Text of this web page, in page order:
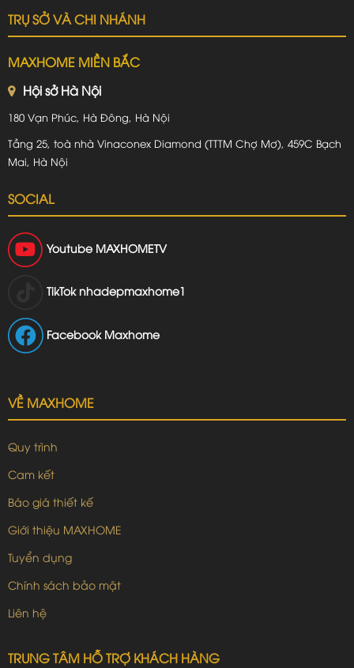
TRỤ SỞ VÀ CHI NHÁNH
MAXHOME MIỀN BẮC
Hội sở Hà Nội
180 Vạn Phúc, Hà Đông, Hà Nội
Tầng 25, toà nhà Vinaconex Diamond (TTTM Chợ Mơ), 459C Bạch
Mai, Hà Nội
SOCIAL
Youtube MAXHOMETV
TikTok nhadepmaxhome1
Facebook Maxhome
VỀ MAXHOME
Quy trình
Cam kết
Báo giá thiết kế
Giới thiệu MAXHOME
Tuyển dụng
Chính sách bảo mật
Liên hệ
TRUNG TÂM HỖ TRỢ KHÁCH HÀNG